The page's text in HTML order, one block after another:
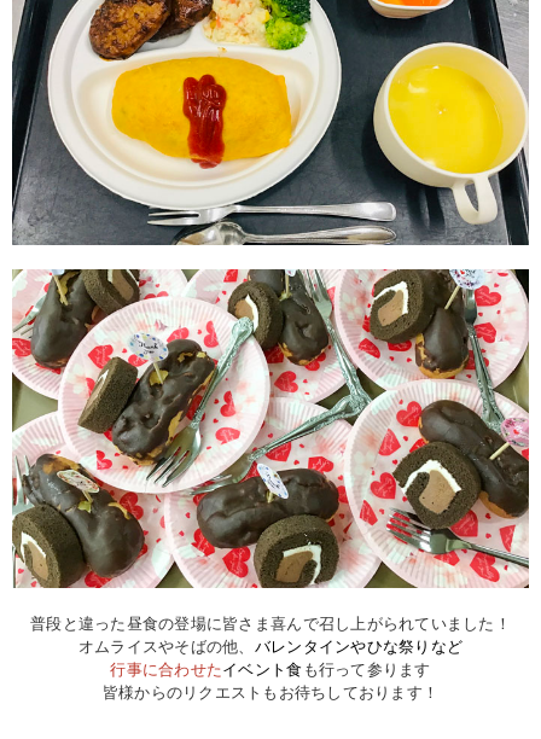
普段と違った昼食の登場に皆さま喜んで召し上がられていました！
オムライスやそばの他、 バレンタインやひな祭りなど
行事に合わせたイベント食 も行って参ります
皆様からのリクエストもお待ちしております！